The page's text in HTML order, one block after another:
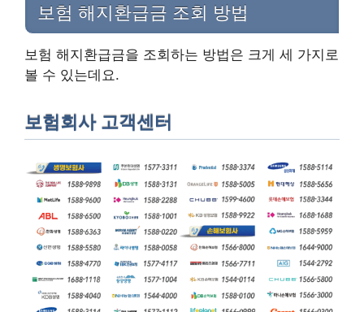
보험 해지환급금 조회 방법
보험 해지환급금을 조회하는 방법은 크게 세 가지로
볼 수 있는데요.
보험회사 고객센터